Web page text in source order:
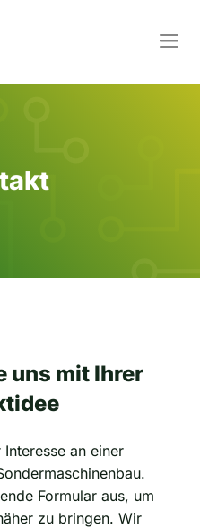
uns mit Ihrer
an einer
Formular aus, um
zu bringen. Wir